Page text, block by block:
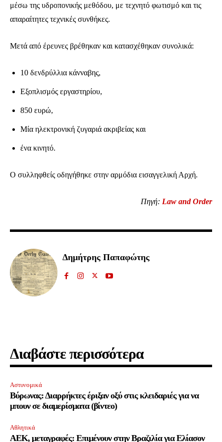
Ενταχθείτε στην κοινότητα των
μας ή πατάτε το κουμπί Εγγραφή. Μην ανησυχείτε, τα στοιχεία σας είναι
Ακόλουθοι
μέσω της υδροπονικής μεθόδου, με τεχνητό φωτισμό και τις
απαραίτητες τεχνικές συνθήκες.
Μετά από έρευνες βρέθηκαν και κατασχέθηκαν συνολικά:
10 δενδρύλλια κάνναβης,
Εξοπλισμός εργαστηρίου,
850 ευρώ,
Μία ηλεκτρονική ζυγαριά ακριβείας και
ένα κινητό.
Ο συλληφθείς οδηγήθηκε στην αρμόδια εισαγγελική Αρχή.
Πηγή: Law and Order
Δημήτρης Παπαφώτης
Διαβάστε περισσότερα
Αστυνομικά
Βύρωνας: Διαρρήκτες έριξαν οξύ στις κλειδαριές για να
μπουν σε διαμερίσματα (βίντεο)
Αθλητικά
ΑΕΚ, μεταγραφές: Επιμένουν στην Βραζιλία για Ελίασον